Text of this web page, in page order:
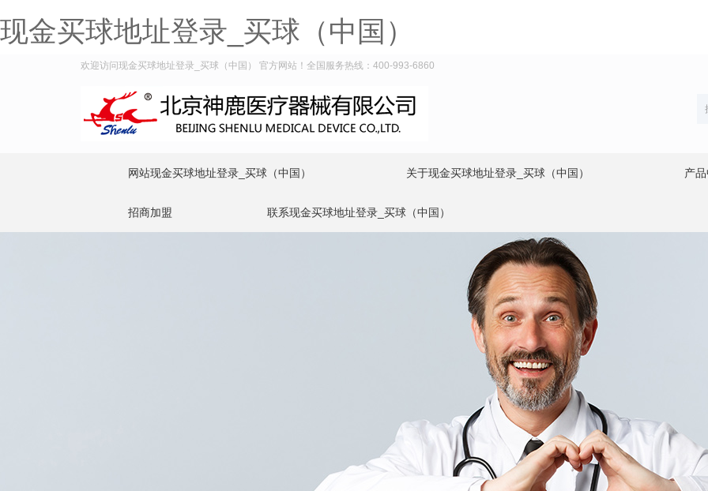
现金买球地址登录_买球（中国）
欢迎访问现金买球地址登录_买球（中国） 官方网站！全国服务热线：400-993-6860
网站现金买球地址登录_买球（中国） 关于现金买球地址登录_买球（中国） 产
招商加盟 联系现金买球地址登录_买球（中国）